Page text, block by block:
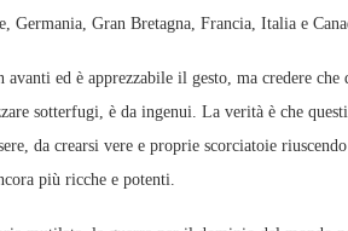
Germania, Gran Bretagna, Francia, Italia e
ed è apprezzabile il gesto, ma credere
sotterfugi, è da ingenui. La verità è che
da crearsi vere e proprie scorciatoie
più ricche e potenti.